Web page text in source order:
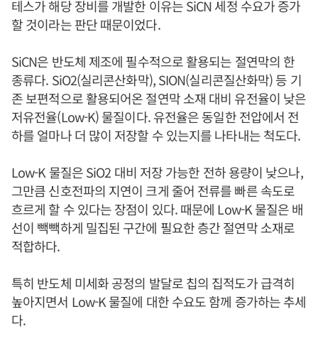
테스가 해당 장비를 개발한 이유는 SiCN 세정 수요가 증가
할 것이라는 판단 때문이었다.
SiCN은 반도체 제조에 필수적으로 활용되는 절연막의 한
종류다. SiO2(실리콘산화막), SION(실리콘질산화막) 등 기
존 보편적으로 활용되어온 절연막 소재 대비 유전율이 낮은
저유전율(Low-K) 물질이다. 유전율은 동일한 전압에서 전
하를 얼마나 더 많이 저장할 수 있는지를 나타내는 척도다.
Low-K 물질은 SiO2 대비 저장 가능한 전하 용량이 낮으나,
그만큼 신호전파의 지연이 크게 줄어 전류를 빠른 속도로
흐르게 할 수 있다는 장점이 있다. 때문에 Low-K 물질은 배
선이 빽빽하게 밀집된 구간에 필요한 층간 절연막 소재로
적합하다.
특히 반도체 미세화 공정의 발달로 칩의 집적도가 급격히
높아지면서 Low-K 물질에 대한 수요도 함께 증가하는 추세
다.